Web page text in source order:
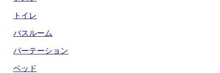
トイレ
バスルーム
パーテーション
ベッド